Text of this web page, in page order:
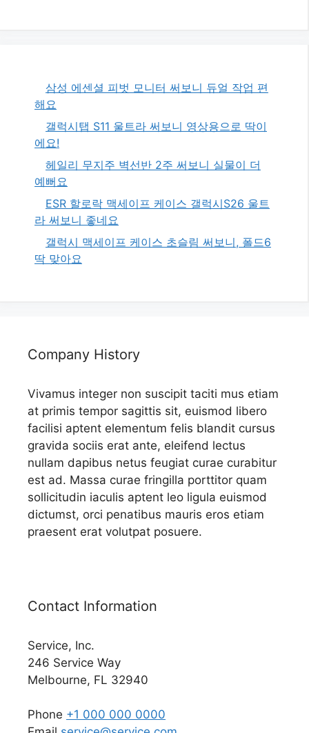
삼성 에센셜 피벗 모니터 써보니 듀얼 작업 편
해요
갤럭시탭 S11 울트라 써보니 영상용으로 딱이
에요!
헤일리 무지주 벽선반 2주 써보니 실물이 더
예뻐요
ESR 할로락 맥세이프 케이스 갤럭시S26 울트
라 써보니 좋네요
갤럭시 맥세이프 케이스 초슬림 써보니, 폴드6
딱 맞아요
Company History
Vivamus integer non suscipit taciti mus etiam
at primis tempor sagittis sit, euismod libero
facilisi aptent elementum felis blandit cursus
gravida sociis erat ante, eleifend lectus
nullam dapibus netus feugiat curae curabitur
est ad. Massa curae fringilla porttitor quam
sollicitudin iaculis aptent leo ligula euismod
dictumst, orci penatibus mauris eros etiam
praesent erat volutpat posuere.
Contact Information
Service, Inc.
246 Service Way
Melbourne, FL 32940
Phone +1 000 000 0000